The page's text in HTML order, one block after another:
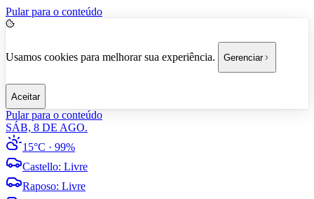
Pular para o conteúdo
Usamos cookies para melhorar sua experiência. Gerenciar
Aceitar
Pular para o conteúdo
SÁB, 8 DE AGO.
15°C · 99%
Castello: Livre
Raposo: Livre